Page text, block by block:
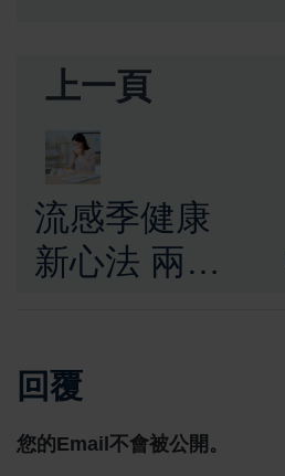
上一頁
流感季健康
新心法 兩大
常防線
回覆
您的Email不會被公開。